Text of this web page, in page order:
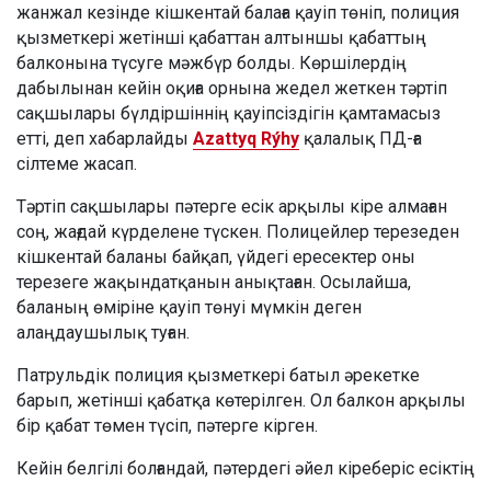
жанжал кезінде кішкентай балаға қауіп төніп, полиция
қызметкері жетінші қабаттан алтыншы қабаттың
балконына түсуге мәжбүр болды. Көршілердің
дабылынан кейін оқиға орнына жедел жеткен тәртіп
сақшылары бүлдіршіннің қауіпсіздігін қамтамасыз
етті, деп хабарлайды Azattyq Rýhy қалалық ПД-ға
сілтеме жасап.
Тәртіп сақшылары пәтерге есік арқылы кіре алмаған
соң, жағдай күрделене түскен. Полицейлер терезеден
кішкентай баланы байқап, үйдегі ересектер оны
терезеге жақындатқанын анықтаған. Осылайша,
баланың өміріне қауіп төнуі мүмкін деген
алаңдаушылық туған.
Патрульдік полиция қызметкері батыл әрекетке
барып, жетінші қабатқа көтерілген. Ол балкон арқылы
бір қабат төмен түсіп, пәтерге кірген.
Кейін белгілі болғандай, пәтердегі әйел кіреберіс есіктің